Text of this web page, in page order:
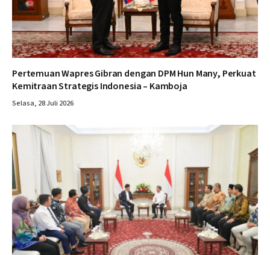
Pertemuan Wapres Gibran dengan DPM Hun Many, Perkuat
Kemitraan Strategis Indonesia – Kamboja
Selasa, 28 Juli 2026